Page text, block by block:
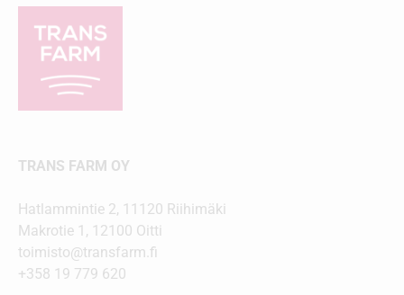
TRANS FARM OY
Hatlammintie 2, 11120 Riihimäki
Makrotie 1, 12100 Oitti
toimisto@transfarm.fi
+358 19 779 620